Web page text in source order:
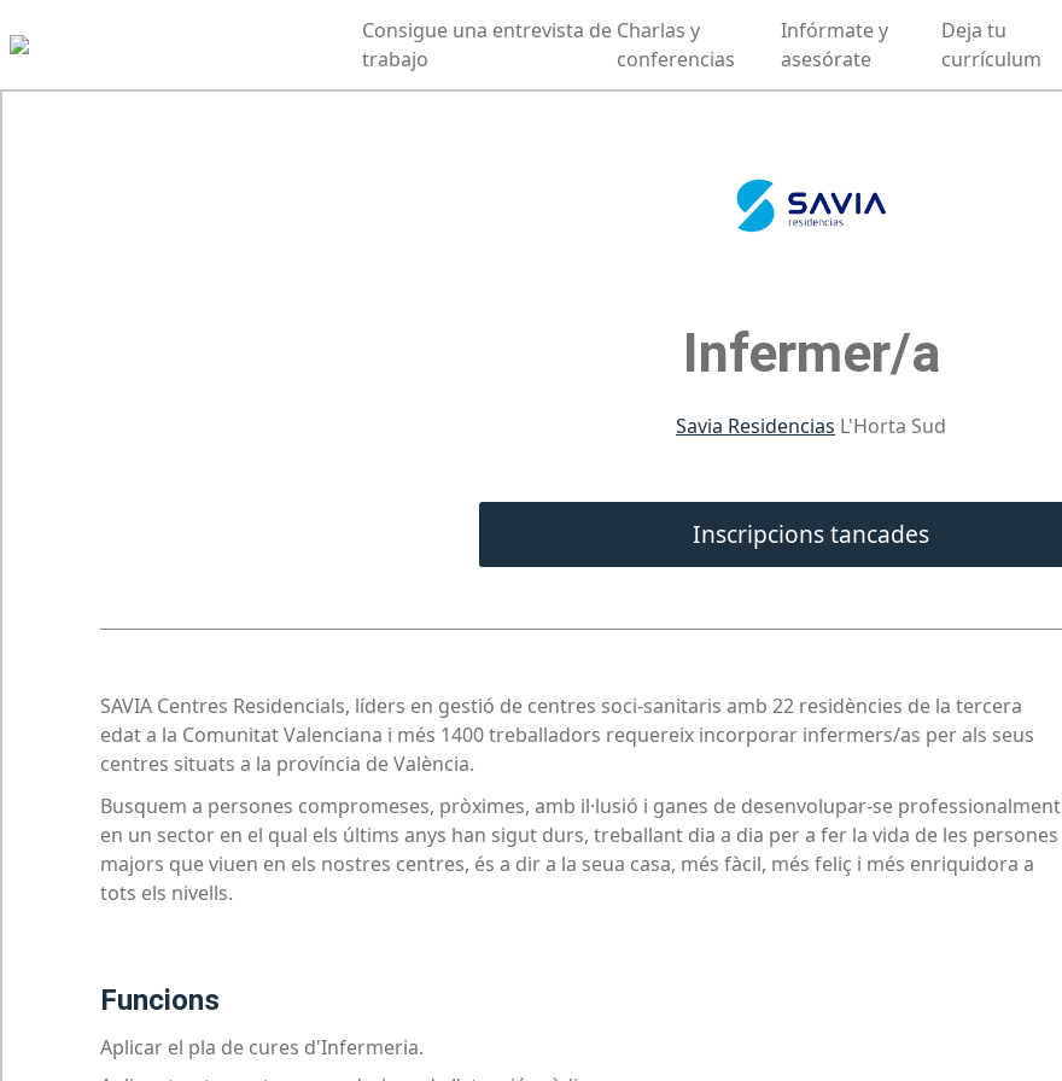
Consigue una entrevista de
trabajo
Charlas y
conferencias
Infórmate y
asesórate
Deja tu
currículum
Infermer/a
Savia Residencias L'Horta Sud
Inscripcions tancades
SAVIA Centres Residencials, líders en gestió de centres soci-sanitaris amb 22 residències de la tercera
edat a la Comunitat Valenciana i més 1400 treballadors requereix incorporar infermers/as per als seus
centres situats a la província de València.
Busquem a persones compromeses, pròximes, amb il·lusió i ganes de desenvolupar-se professionalment
en un sector en el qual els últims anys han sigut durs, treballant dia a dia per a fer la vida de les persones
majors que viuen en els nostres centres, és a dir a la seua casa, més fàcil, més feliç i més enriquidora a
tots els nivells.
funcions
Aplicar el pla de cures d'Infermeria.